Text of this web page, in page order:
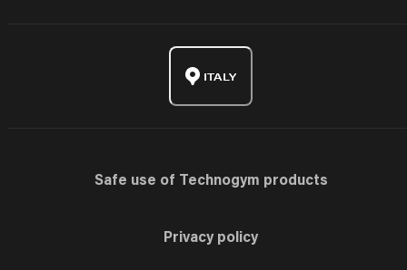
ITALY
Safe use of Technogym products
Privacy policy